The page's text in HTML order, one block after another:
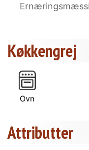
Køkkengrej
Ovn
Attributter